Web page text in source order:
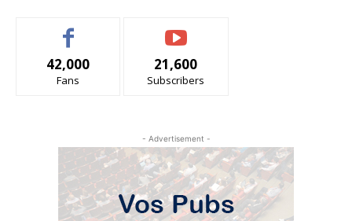
42,000
Fans
21,600
Subscribers
- Advertisement -